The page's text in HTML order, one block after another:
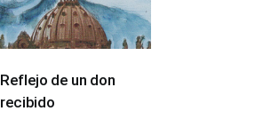
Reflejo de un don
recibido